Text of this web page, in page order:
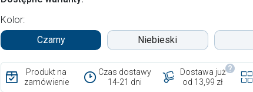
Kolor:
Czarny
Niebieski
Produkt na
zamówienie
Czas dostawy
14-21 dni
Dostawa już
od 13,99 zł